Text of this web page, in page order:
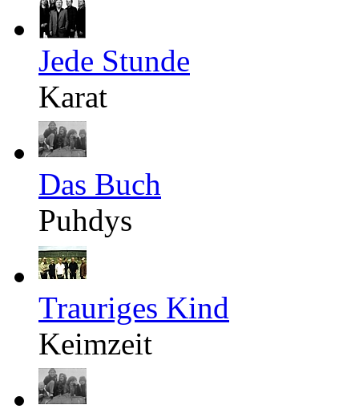
Jede Stunde
Karat
Das Buch
Puhdys
Trauriges Kind
Keimzeit